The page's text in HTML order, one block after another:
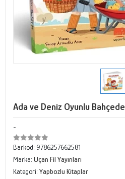
Ada ve Deniz Oyunlu Bahçede
-
Barkod: 9786257662581
Marka: Uçan Fil Yayınları
Kategori: Yapbozlu Kitaplar